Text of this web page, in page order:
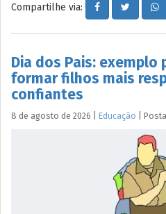
Compartilhe via:
Dia dos Pais: exemplo
formar filhos mais
confiantes
8 de agosto de 2026 Educação